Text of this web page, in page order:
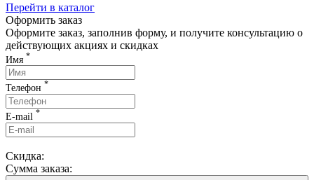
Перейти в каталог
Оформить заказ
Оформите заказ, заполнив форму, и получите консультацию о
действующих акциях и скидках
Имя *
Телефон *
E-mail *
Скидка:
Сумма заказа: